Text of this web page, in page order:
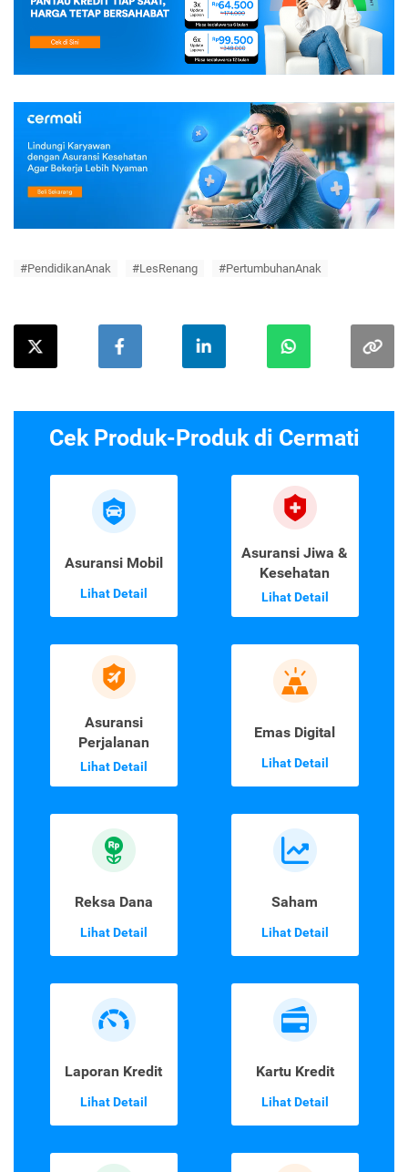
#PendidikanAnak #LesRenang #PertumbuhanAnak
Cek Produk-Produk di Cermati
Asuransi Mobil
Lihat Detail
Asuransi Jiwa &
Kesehatan
Lihat Detail
Asuransi
Perjalanan
Lihat Detail
Emas Digital
Lihat Detail
Reksa Dana
Lihat Detail
Saham
Lihat Detail
Laporan Kredit
Lihat Detail
Kartu Kredit
Lihat Detail